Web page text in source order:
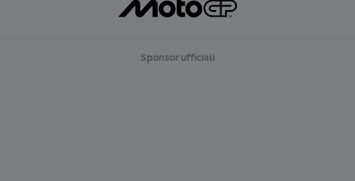
Sponsor ufficiali